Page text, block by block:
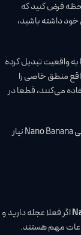
فرض کنید که
داشته باشید،
به واقعیت تبدیل کرده
منطق خاصی را
می‌کنند، قطعا در
در این مقاله تمام مطالب مهمی که در مورد هوش مصنوعی Nano Banana نیاز
اگر فعلا عجله دارید و
مهم هستند.